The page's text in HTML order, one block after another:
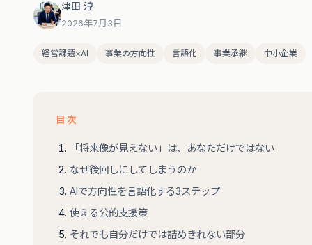
津田 淳
2026年7月3日
経営課題×AI 事業の方向性 言語化 事業承継 中小企業
目次
「将来像が見えない」は、あなただけではない
なぜ後回しにしてしまうのか
AIで方向性を言語化する3ステップ
使える公的支援策
それでも自分だけでは詰めきれない部分